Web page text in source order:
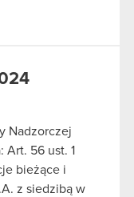
Nadzorczej
Art. 56 ust. 1
bieżące i
z siedzibą w